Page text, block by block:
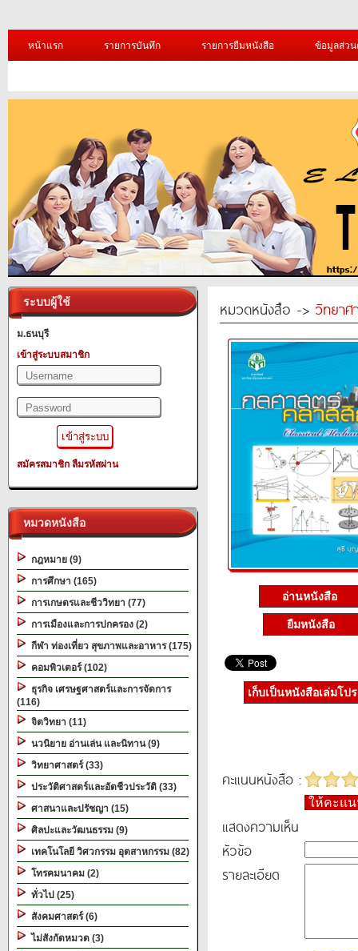
หน้าแรก รายการบันทึก รายการยืมหนังสือ ข้อมูลส่ว
ระบบผู้ใช้
ม.ธนบุรี
เข้าสู่ระบบสมาชิก
สมัครสมาชิก ลืมรหัสผ่าน
หมวดหนังสือ
กฎหมาย (9)
การศึกษา (165)
การเกษตรและชีววิทยา (77)
การเมืองและการปกครอง (2)
กีฬา ท่องเที่ยว สุขภาพและอาหาร (175)
คอมพิวเตอร์ (102)
ธุรกิจ เศรษฐศาสตร์และการจัดการ
(116)
จิตวิทยา (11)
นวนิยาย อ่านเล่น และนิทาน (9)
วิทยาศาสตร์ (33)
ประวัติศาสตร์และอัตชีวประวัติ (33)
ศาสนาและปรัชญา (15)
ศิลปะและวัฒนธรรม (9)
เทคโนโลยี วิศวกรรม อุตสาหกรรม (82)
โทรคมนาคม (2)
ทั่วไป (25)
สังคมศาสตร์ (6)
ไม่สังกัดหมวด (3)
หมวดหนังสือ -> วิทยาศ
อ่านหนังสือ
ยืมหนังสือ
เก็บเป็นหนังสือเล่มโป
คะแนนหนังสือ :
ให้คะแ
แสดงความเห็น
หัวข้อ
รายละเอียด